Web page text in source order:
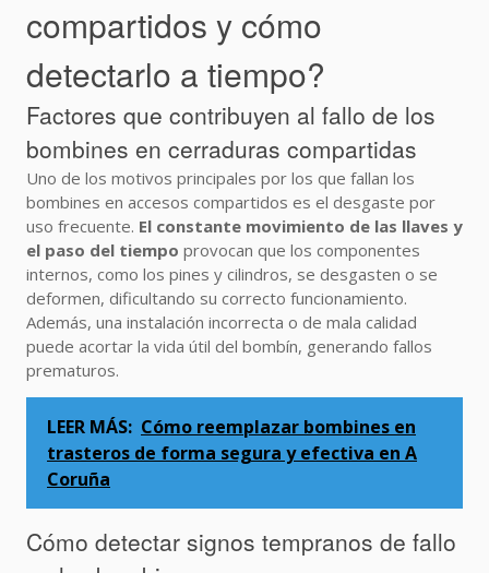
compartidos y cómo
detectarlo a tiempo?
Factores que contribuyen al fallo de los
bombines en cerraduras compartidas
Uno de los motivos principales por los que fallan los
bombines en accesos compartidos es el desgaste por
uso frecuente. El constante movimiento de las llaves y
el paso del tiempo provocan que los componentes
internos, como los pines y cilindros, se desgasten o se
deformen, dificultando su correcto funcionamiento.
Además, una instalación incorrecta o de mala calidad
puede acortar la vida útil del bombín, generando fallos
prematuros.
LEER MÁS: Cómo reemplazar bombines en
trasteros de forma segura y efectiva en A
Coruña
Cómo detectar signos tempranos de fallo